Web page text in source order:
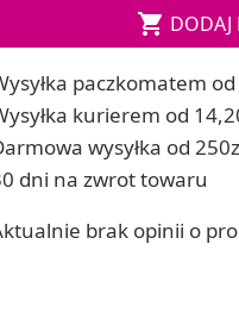
i zapachy
I ODLEWY
polimerowej
dzieci
 DODAJ
paczkomatem od
kurierem od
wysyłka od
dni na zwrot towaru
brak opinii o